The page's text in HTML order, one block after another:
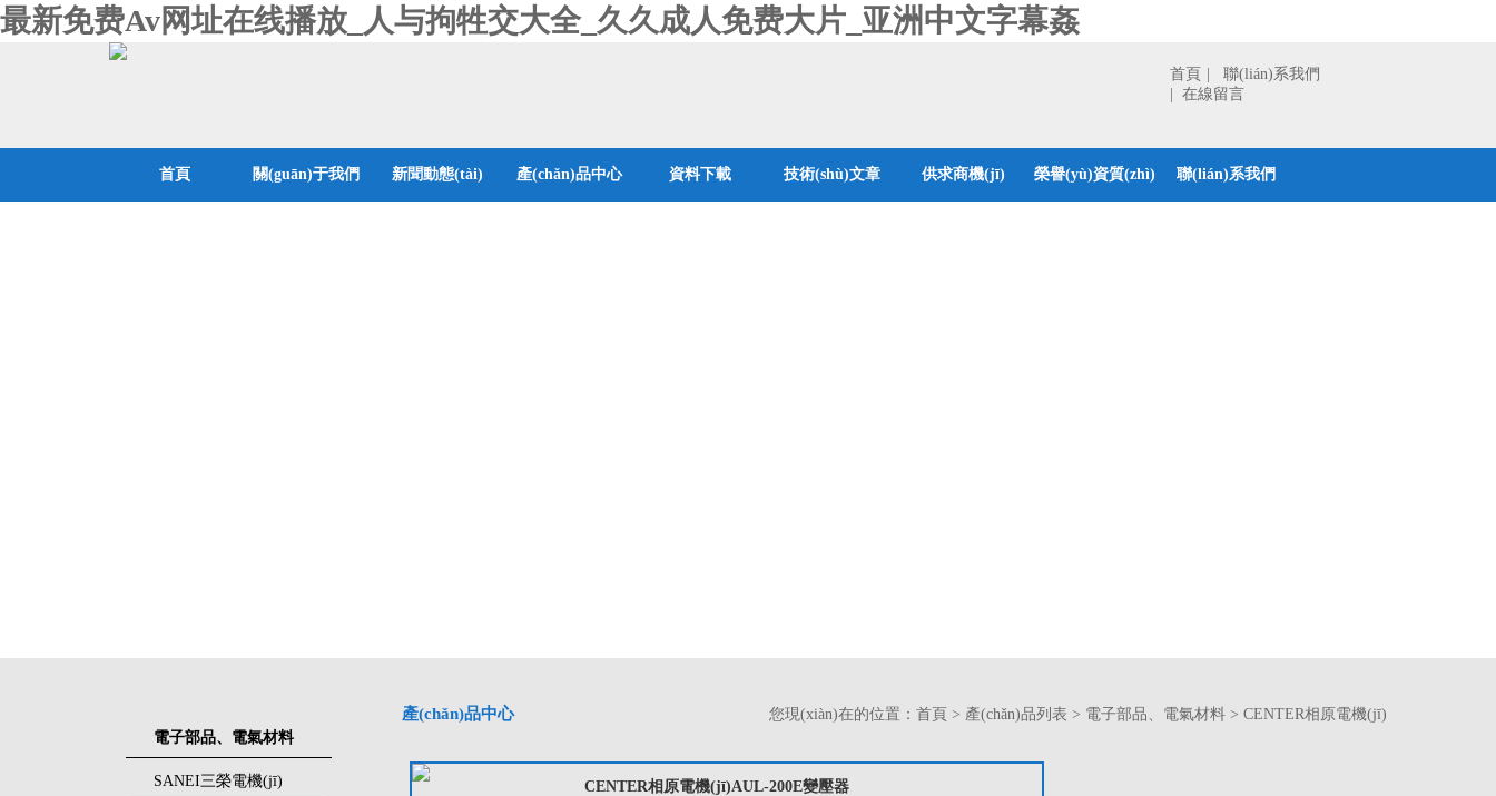
最新免费Av网址在线播放_人与拘牲交大全_久久成人免费大片_亚洲中文字幕姦
首頁
| 聯(lián)系我們
| 在線留言
首頁 關(guān)于我們 新聞動態(tài) 產(chǎn)品中心 資料下載 技術(shù)文章 供求商機(jī) 榮譽(yù)資質(zhì) 聯(lián)系我們
電子部品、電氣材料
SANEI三榮電機(jī)
產(chǎn)品中心 您現(xiàn)在的位置： 首頁 > 產(chǎn)品列表 > 電子部品、電氣材料 > CENTER相原電機(jī)
CENTER相原電機(jī)AUL-200E變壓器